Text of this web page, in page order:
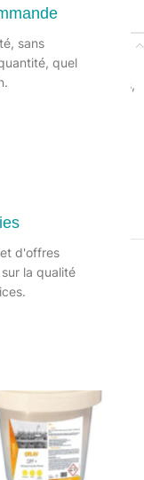
sans
quel
d'offres
la qualité
prêt à l’emploi
de cuisson: fours,